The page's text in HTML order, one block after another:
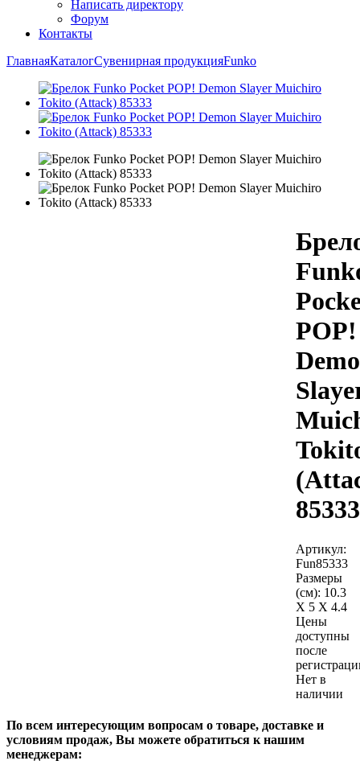
Написать директору
Форум
Контакты
ГлавнаяКаталогСувенирная продукцияFunko
POP!
85333
Артикул:
Fun85333
Размеры
(см): 10.3
X 5 X 4.4
Цены
доступны
после
Нет в
наличии
По всем интересующим вопросам о товаре, доставке и
условиям продаж, Вы можете обратиться к нашим
менеджерам: